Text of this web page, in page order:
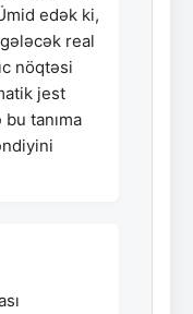
edək ki,
gələcək real
nöqtəsi
jest
tanıma